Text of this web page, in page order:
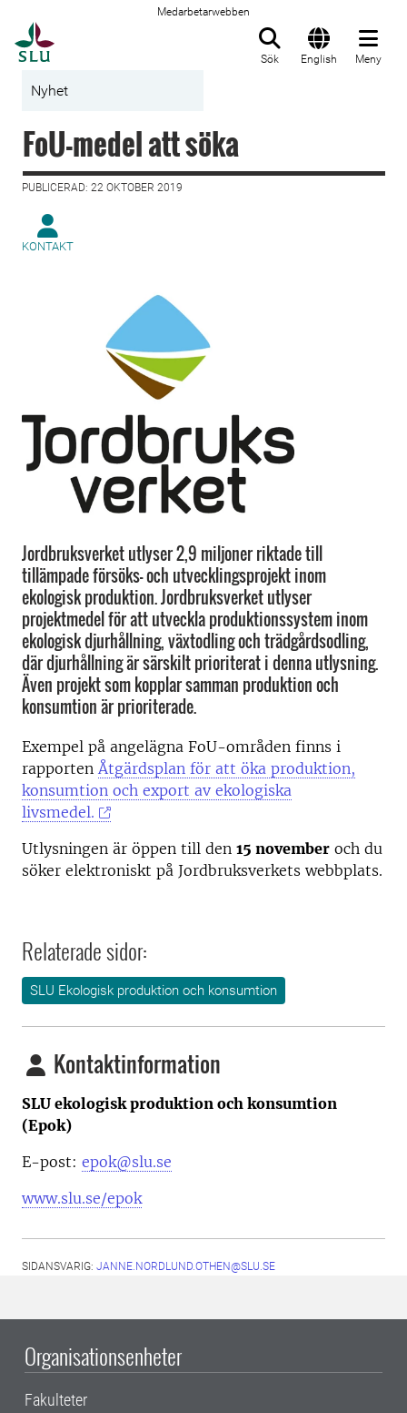
Medarbetarwebben
Sök English Meny
Nyhet
FoU-medel att söka
PUBLICERAD: 22 OKTOBER 2019
KONTAKT
Jordbruksverket utlyser 2,9 miljoner riktade till
tillämpade försöks- och utvecklingsprojekt inom
ekologisk produktion. Jordbruksverket utlyser
projektmedel för att utveckla produktionssystem inom
ekologisk djurhållning, växtodling och trädgårdsodling,
där djurhållning är särskilt prioriterat i denna utlysning.
Även projekt som kopplar samman produktion och
konsumtion är prioriterade.
Exempel på angelägna FoU-områden finns i
rapporten Åtgärdsplan för att öka produktion,
konsumtion och export av ekologiska
livsmedel.
Utlysningen är öppen till den 15 november och du
söker elektroniskt på Jordbruksverkets webbplats.
Relaterade sidor:
SLU Ekologisk produktion och konsumtion
Kontaktinformation
SLU ekologisk produktion och konsumtion
(Epok)
E-post: epok@slu.se
www.slu.se/epok
SIDANSVARIG: JANNE.NORDLUND.OTHEN@SLU.SE
Organisationsenheter
Fakulteter